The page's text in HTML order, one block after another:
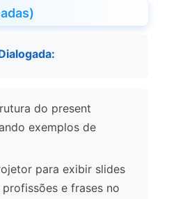
do present
exemplos de
para exibir slides
e frases no